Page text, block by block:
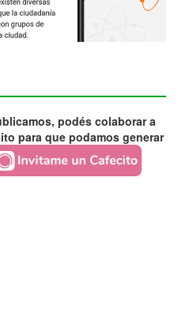
podés colaborar a
para que podamos generar